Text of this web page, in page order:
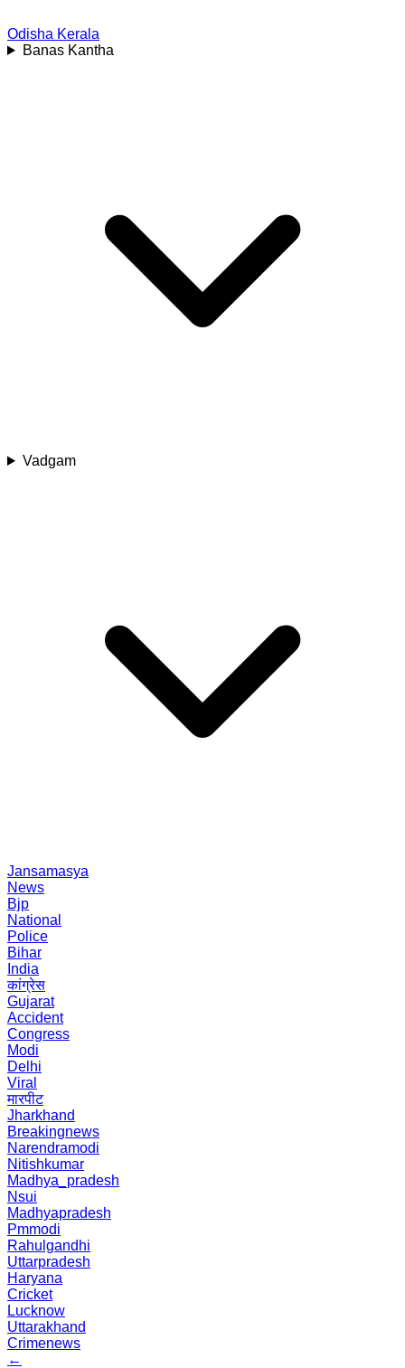
Odisha Kerala
Banas Kantha
Vadgam
Jansamasya
News
Bjp
National
Police
Bihar
India
कांग्रेस
Gujarat
Accident
Congress
Modi
Delhi
Viral
मारपीट
Jharkhand
Breakingnews
Narendramodi
Nitishkumar
Madhya_pradesh
Nsui
Madhyapradesh
Pmmodi
Rahulgandhi
Uttarpradesh
Haryana
Cricket
Lucknow
Uttarakhand
Crimenews
←